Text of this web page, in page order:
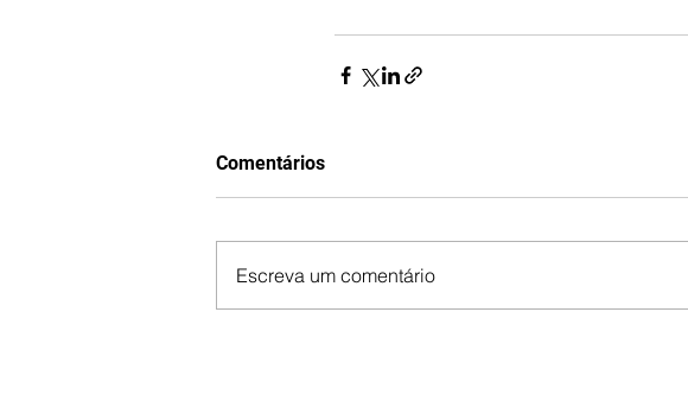
Comentários
Escreva um comentário